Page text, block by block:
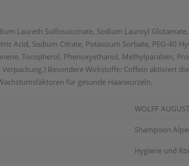
Laureth Sulfosuccinate, Sodium Lauroyl
Acid, Sodium Citrate, Potassium Sorbate, PEG-40
Tocopherol, Phenoxyethanol, Methylparaben,
Besondere Wirkstoffe: Coffein aktiviert
für gesunde Haarwurzeln.
WOLFF
Shampoon
Hygiene und